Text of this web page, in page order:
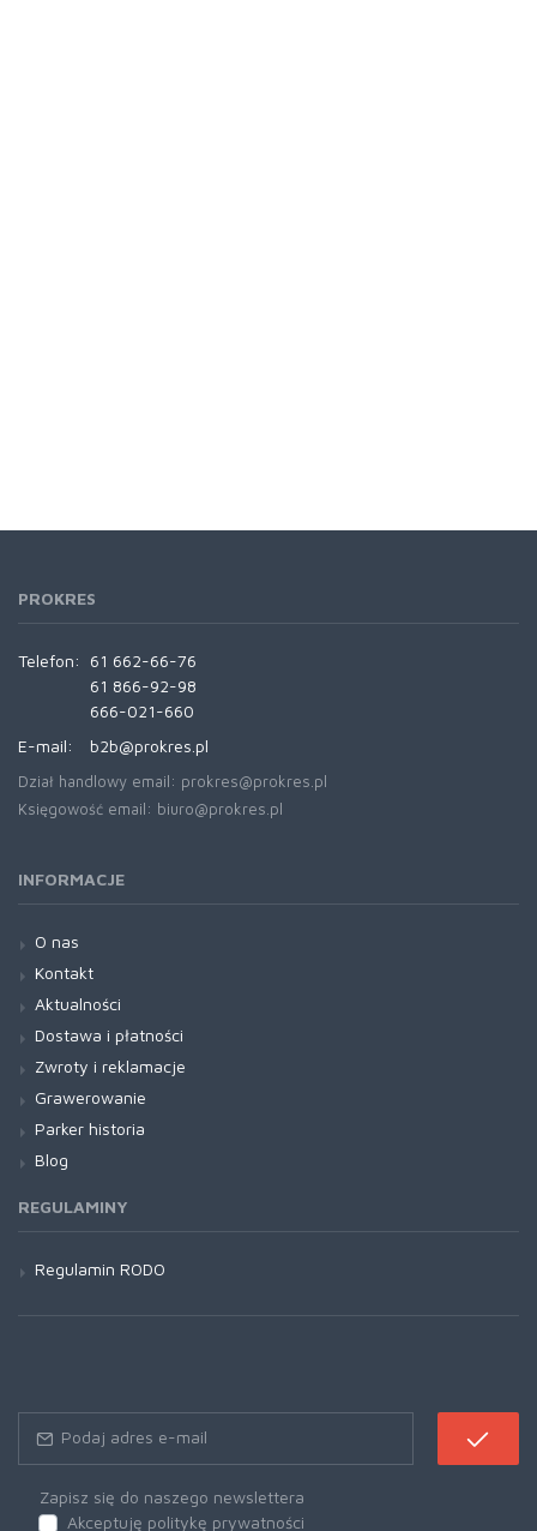
PROKRES
Telefon:
61 662-66-76
61 866-92-98
666-021-660
E-mail:
b2b@prokres.pl
Dział handlowy email: prokres@prokres.pl
Księgowość email: biuro@prokres.pl
INFORMACJE
O nas
Kontakt
Aktualności
Dostawa i płatności
Zwroty i reklamacje
Grawerowanie
Parker historia
Blog
REGULAMINY
Regulamin RODO
Zapisz się do naszego newslettera
Akceptuję politykę prywatności